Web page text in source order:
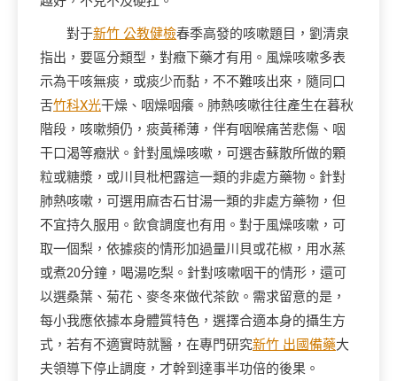
對于新竹 公教健檢春季高發的咳嗽題目，劉清泉
指出，要區分類型，對癥下藥才有用。風燥咳嗽多表
示為干咳無痰，或痰少而黏，不不難咳出來，隨同口
舌竹科X光干燥、咽燥咽癢。肺熱咳嗽往往產生在暮秋
階段，咳嗽頻仍，痰黃稀薄，伴有咽喉痛苦悲傷、咽
干口渴等癥狀。針對風燥咳嗽，可選杏蘇散所做的顆
粒或糖漿，或川貝枇杷露這一類的非處方藥物。針對
肺熱咳嗽，可選用麻杏石甘湯一類的非處方藥物，但
不宜持久服用。飲食調度也有用。對于風燥咳嗽，可
取一個梨，依據痰的情形加過量川貝或花椒，用水蒸
或煮20分鐘，喝湯吃梨。針對咳嗽咽干的情形，還可
以選桑葉、菊花、麥冬來做代茶飲。需求留意的是，
每小我應依據本身體質特色，選擇合適本身的攝生方
式，若有不適實時就醫，在專門研究新竹 出國備藥大
夫領導下停止調度，才幹到達事半功倍的後果。